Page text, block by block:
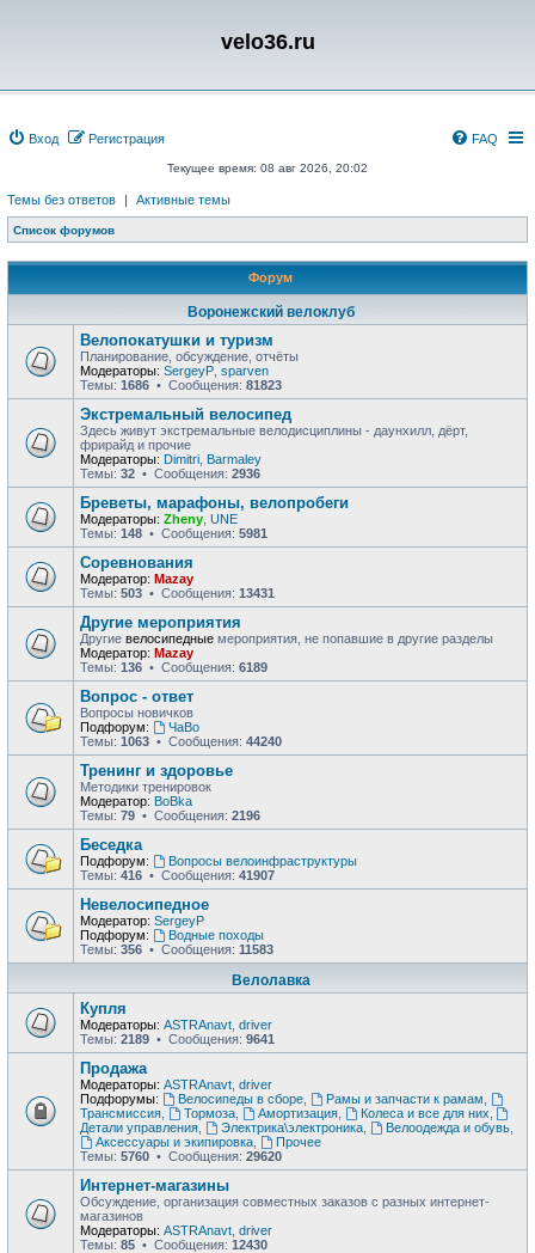
velo36.ru
Вход Регистрация FAQ
Текущее время: 08 авг 2026, 20:02
Темы без ответов | Активные темы
Список форумов
Форум
Воронежский велоклуб
Велопокатушки и туризм
Планирование, обсуждение, отчёты
Модераторы: SergeyP sparven
Темы: 1686 • Сообщения: 81823
Экстремальный велосипед
Здесь живут экстремальные велодисциплины - даунхилл, дёрт,
фрирайд и прочие
Модераторы: Dimitri Barmaley
Темы: 32 • Сообщения: 2936
Бреветы, марафоны, велопробеги
Модераторы: Zheny UNE
Темы: 148 • Сообщения: 5981
Соревнования
Модератор: Mazay
Темы: 503 • Сообщения: 13431
Другие мероприятия
Другие велосипедные мероприятия, не попавшие в другие разделы
Модератор: Mazay
Темы: 136 • Сообщения: 6189
Вопрос - ответ
Вопросы новичков
Подфорум:
ЧаВо
Темы: 1063 • Сообщения: 44240
Тренинг и здоровье
Методики тренировок
Модератор: BoBka
Темы: 79 • Сообщения: 2196
Беседка
Подфорум:
Вопросы велоинфраструктуры
Темы: 416 • Сообщения: 41907
Невелосипедное
Модератор: SergeyP
Подфорум:
Водные походы
Темы: 356 • Сообщения: 11583
Велолавка
Купля
Модераторы: ASTRAnavt driver
Темы: 2189 • Сообщения: 9641
Продажа
Модераторы: ASTRAnavt driver
Подфорумы:
Велосипеды в сборе, Рамы и запчасти к рамам
Трансмиссия
Тормоза, Амортизация, Колеса и все для них
Детали управления
Электрика\электроника, Велоодежда и обувь,
Аксессуары и экипировка,
Прочее
Темы: 5760 • Сообщения: 29620
Интернет-магазины
Обсуждение, организация совместных заказов с разных интернет-
магазинов
Модераторы: ASTRAnavt driver
Темы: 85 • Сообщения: 12430